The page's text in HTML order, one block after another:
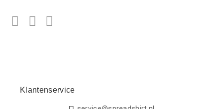
Facebook
Twitter
Klantenservice